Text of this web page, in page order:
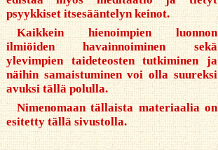
psyykkiset itsesääntelyn keinot.
Kaikkein hienoimpien luonnon
ilmiöiden havainnoiminen sekä
ylevimpien taideteosten tutkiminen ja
näihin samaistuminen voi olla suureksi
avuksi tällä polulla.
Nimenomaan tällaista materiaalia on
esitetty tällä sivustolla.